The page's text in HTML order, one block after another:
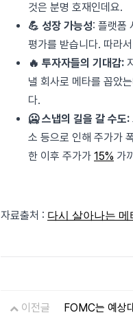
것은 분명 호재인데요.
💪 성장 가능성: 플랫폼
평가를 받습니다. 따라
🔥 투자자들의 기대감:
낼 회사로 메타를 꼽았
다.
🥶 스냅의 길을 갈 수도:
소 등으로 인해 주가가
한 이후 주가가 15% 가
자료출처 : 다시 살아나는
이전글 FOMC는 예상